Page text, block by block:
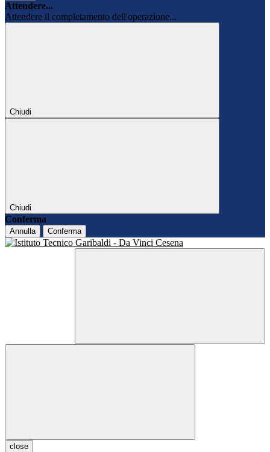
Attendere...
Attendere il completamento dell'operazione...
Chiudi
Chiudi
Conferma
Annulla Conferma
close